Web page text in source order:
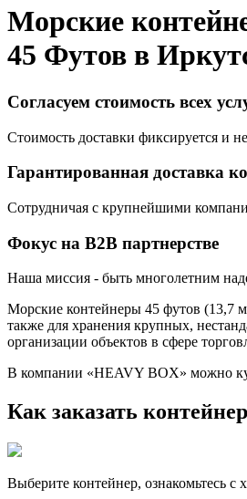
Морские
45 Футов в
Согласуем стоимость всех
Стоимость доставки фиксируется и
Гарантированная доставка
Сотрудничая с крупнейшими
Фокус на B2B партнерстве
Наша миссия - быть многолетним
Морские контейнеры 45 футов (13,7
также для хранения крупных,
организации объектов в сфере
В компании «HEAVY BOX» можно
Как заказать контейнер
Выберите контейнер, ознакомьтесь с